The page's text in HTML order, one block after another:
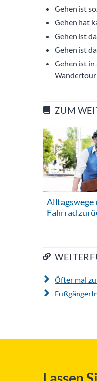
Gehen ist
Gehen hat
Gehen ist
Gehen ist
Gehen ist in
ZUM
Alltagswege
Fahrrad
Öfter mal
Lassen